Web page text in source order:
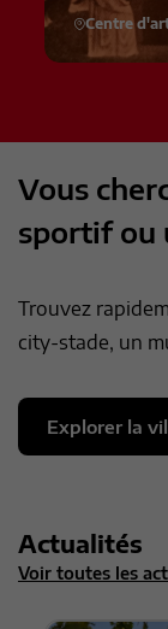
Centre
Vous
sportif ou
Trouvez
city-stade, un
Explorer la
Actualités
Voir toutes les